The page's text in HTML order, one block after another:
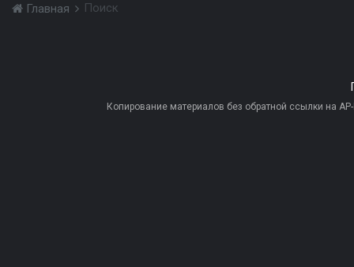
Главная Поиск
Копирование материалов без обратной ссылки на